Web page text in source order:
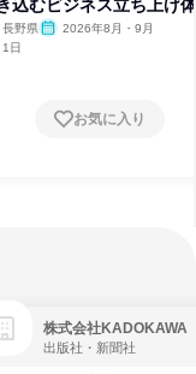
込むビジネス立ち上げ
長野県
2026年8月・9月
1日
お気に入り
株式会社KADOKAWA
出版社・新聞社